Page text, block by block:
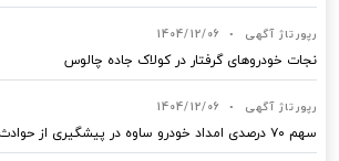
رپورتاژ آگهی •
1404/12/06
نجات خودروهای گرفتار در کولاک جاده چالوس
رپورتاژ آگهی •
1404/12/06
سهم ۷۰ درصدی امداد خودرو ساوه در پیشگیری از حوادث جاده‌ای